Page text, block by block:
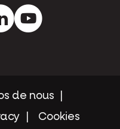
LinkedInYoutube
de nous
Cookies